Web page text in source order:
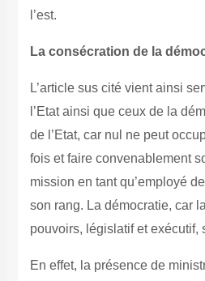
l’est.
La consécration de la
L’article sus cité vient ainsi
l’Etat ainsi que ceux de la
de l’Etat, car nul ne peut
fois et faire convenablement
mission en tant qu’employé
son rang. La démocratie, car
pouvoirs, législatif et exécutif,
En effet, la présence de